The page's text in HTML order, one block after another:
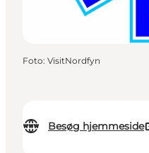
Besøg hjemmeside
Foto: VisitNordfyn